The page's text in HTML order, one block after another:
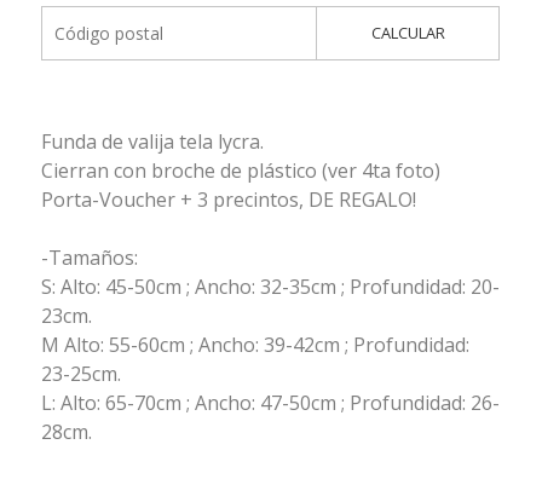
CALCULAR
Funda de valija tela lycra.
Cierran con broche de plástico (ver 4ta foto)
Porta-Voucher + 3 precintos, DE REGALO!
-Tamaños:
S: Alto: 45-50cm ; Ancho: 32-35cm ; Profundidad: 20-
23cm.
M Alto: 55-60cm ; Ancho: 39-42cm ; Profundidad:
23-25cm.
L: Alto: 65-70cm ; Ancho: 47-50cm ; Profundidad: 26-
28cm.